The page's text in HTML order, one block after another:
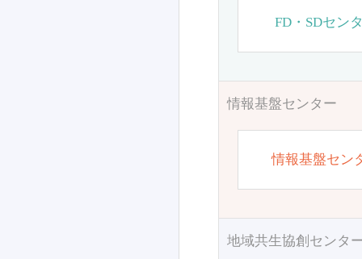
FD・SDセン
情報基盤センター
情報基盤セン
地域共生協創センタ